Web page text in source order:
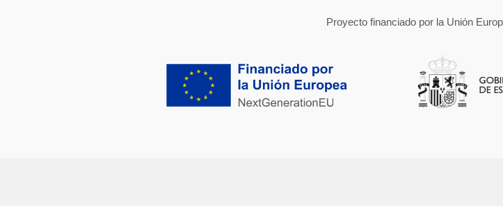
Proyecto financiado por la Unión